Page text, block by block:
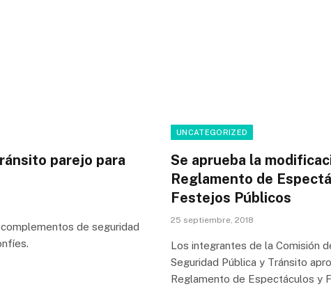
parejo para
de seguridad
UNCATEGORIZED
Se aprueba la
Reglamento de
Festejos Públicos
25 septiembre, 2018
Los integrantes de la Comisión
Seguridad Pública y Tránsito
Reglamento de Espectáculos y